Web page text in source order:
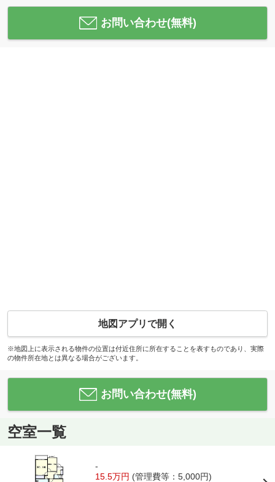
お問い合わせ(無料)
地図アプリで開く
※地図上に表示される物件の位置は付近住所に所在することを表すものであり、実際
の物件所在地とは異なる場合がございます。
お問い合わせ(無料)
空室一覧
-
15.5万円 (管理費等：5,000円)